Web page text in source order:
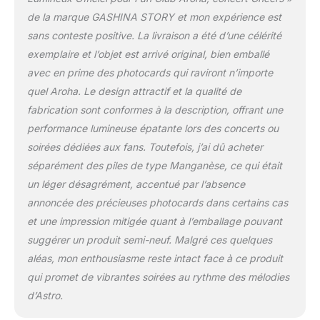
créer une atmosphère
dynamique et colorée
carnavals, anniversaires
et autres événements
festifs.
de la marque GASHINA STORY et mon expérience est
sans conteste positive. La livraison a été d’une célérité
exemplaire et l’objet est arrivé original, bien emballé
avec en prime des photocards qui raviront n’importe
quel Aroha. Le design attractif et la qualité de
fabrication sont conformes à la description, offrant une
performance lumineuse épatante lors des concerts ou
soirées dédiées aux fans. Toutefois, j’ai dû acheter
séparément des piles de type Manganèse, ce qui était
un léger désagrément, accentué par l’absence
annoncée des précieuses photocards dans certains cas
et une impression mitigée quant à l’emballage pouvant
suggérer un produit semi-neuf. Malgré ces quelques
aléas, mon enthousiasme reste intact face à ce produit
qui promet de vibrantes soirées au rythme des mélodies
d’Astro.